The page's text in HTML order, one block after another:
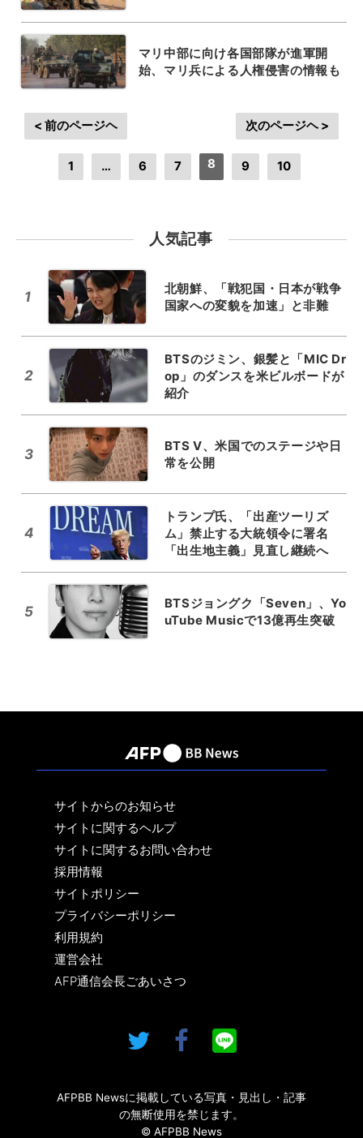
マリ中部に向け各国部隊が進軍開
始、マリ兵による人権侵害の情報も
< 前のページヘ
1 … 6 7 8 9 10
次のページヘ >
人気記事
1
北朝鮮、「戦犯国・日本が戦争
国家への変貌を加速」と非難
2
BTSのジミン、銀髪と「MIC Dr
op」のダンスを米ビルボードが
紹介
3
BTS V、米国でのステージや日
常を公開
4
トランプ氏、「出産ツーリズ
ム」禁止する大統領令に署名
「出生地主義」見直し継続へ
5
BTSジョングク「Seven」、Yo
uTube Musicで13億再生突破
サイトからのお知らせ
サイトに関するヘルプ
サイトに関するお問い合わせ
採用情報
サイトポリシー
プライバシーポリシー
利用規約
運営会社
AFP通信会長ごあいさつ
AFPBB Newsに掲載している写真・見出し・記事
の無断使用を禁じます。
© AFPBB News